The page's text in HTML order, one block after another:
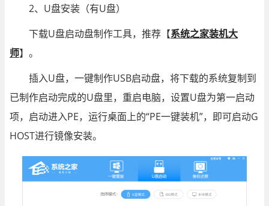
2、U盘安装（有U盘）
下载U盘启动盘制作工具，推荐【系统之家装机大
师】。
插入U盘，一键制作USB启动盘，将下载的系统复制到
已制作启动完成的U盘里，重启电脑，设置U盘为第一启动
项，启动进入PE，运行桌面上的“PE一键装机”，即可启动G
HOST进行镜像安装。